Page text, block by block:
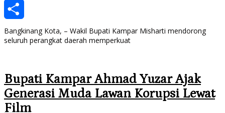
Copy
Link
Share
Bangkinang Kota, – Wakil Bupati Kampar Misharti mendorong
seluruh perangkat daerah memperkuat
Bupati Kampar Ahmad Yuzar Ajak
Generasi Muda Lawan Korupsi Lewat
Film